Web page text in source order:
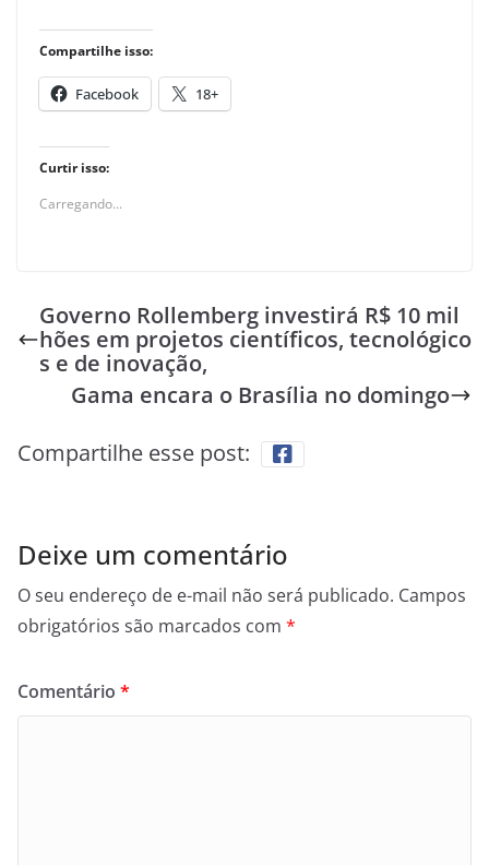
Compartilhe isso:
Facebook 18+
Curtir isso:
Carregando...
Governo Rollemberg investirá R$ 10 mil
hões em projetos científicos, tecnológico
s e de inovação,
Gama encara o Brasília no domingo
Compartilhe esse post:
Deixe um comentário
O seu endereço de e-mail não será publicado. Campos
obrigatórios são marcados com *
Comentário *